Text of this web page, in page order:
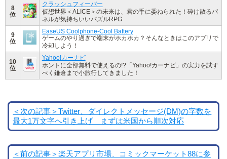
8
位
クラッシュフィーバー
仮想世界＜ALICE＞の未来は、君の手に委ねられた！砕け散るパ
ネルが気持ちいいパズルRPG
9
位
EaseUS Coolphone-Cool Battery
ゲームのやり過ぎで端末がホカホカ？そんなときはこのアプリで
冷却しよう！
10
位
Yahoo!カーナビ
ホントに全部無料で使えるの!?「Yahoo!カーナビ」の実力を試す
べく鎌倉まで小旅行してきました！
＜次の記事＞Twitter、ダイレクトメッセージ(DM)の字数を
最大1万文字へ引き上げ まずは米国から順次対応
＜前の記事＞楽天アプリ市場、コミックマーケット88に参